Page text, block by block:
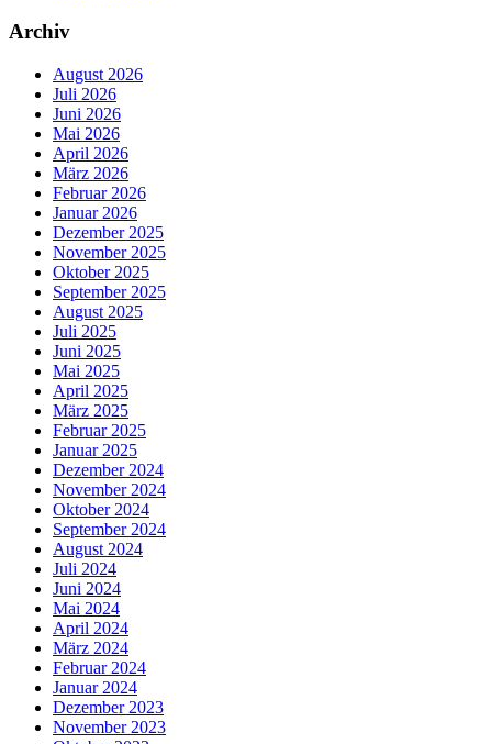
Archiv
August 2026
Juli 2026
Juni 2026
Mai 2026
April 2026
März 2026
Februar 2026
Januar 2026
Dezember 2025
November 2025
Oktober 2025
September 2025
August 2025
Juli 2025
Juni 2025
Mai 2025
April 2025
März 2025
Februar 2025
Januar 2025
Dezember 2024
November 2024
Oktober 2024
September 2024
August 2024
Juli 2024
Juni 2024
Mai 2024
April 2024
März 2024
Februar 2024
Januar 2024
Dezember 2023
November 2023